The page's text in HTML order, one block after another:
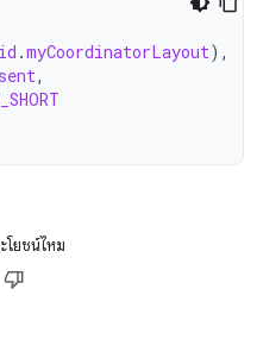
id .myCoordinatorLayout),
,
โยชน์ไหม